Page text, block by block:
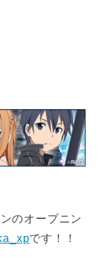
のオープニン
です！！